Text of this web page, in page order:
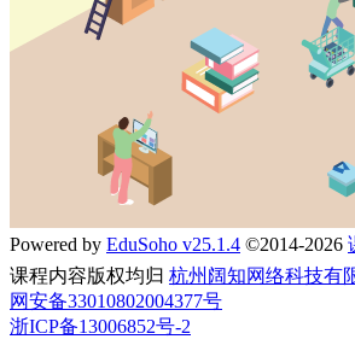
Powered by EduSoho v25.1.4 ©2014-2026
课程内容版权均归 杭州阔知网络科技有
网安备33010802004377号
浙ICP备13006852号-2